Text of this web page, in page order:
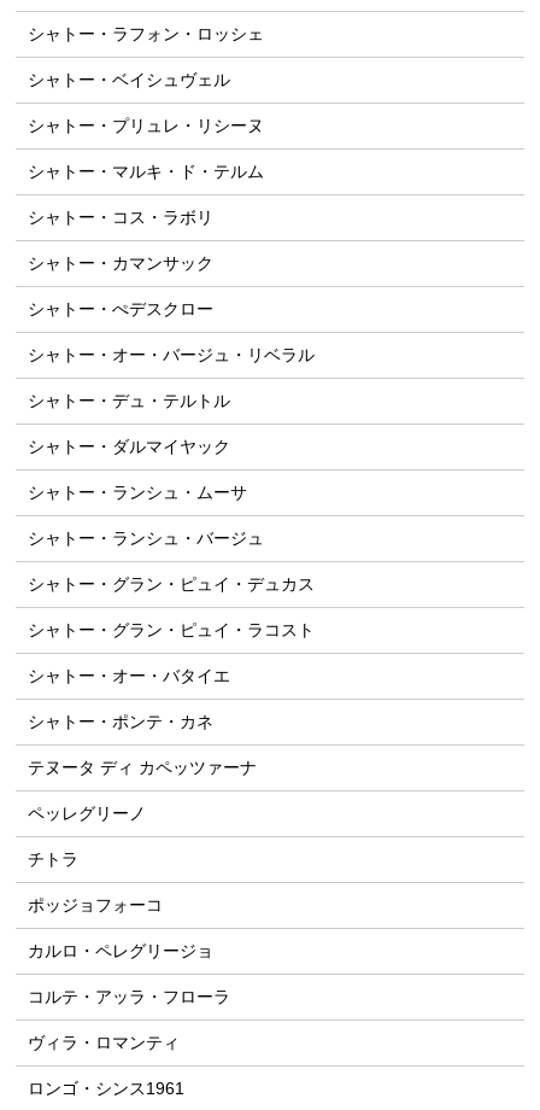
シャトー・ラフォン・ロッシェ
シャトー・ベイシュヴェル
シャトー・プリュレ・リシーヌ
シャトー・マルキ・ド・テルム
シャトー・コス・ラボリ
シャトー・カマンサック
シャトー・ぺデスクロー
シャトー・オー・バージュ・リベラル
シャトー・デュ・テルトル
シャトー・ダルマイヤック
シャトー・ランシュ・ムーサ
シャトー・ランシュ・バージュ
シャトー・グラン・ピュイ・デュカス
シャトー・グラン・ピュイ・ラコスト
シャトー・オー・バタイエ
シャトー・ポンテ・カネ
テヌータ ディ カペッツァーナ
ペッレグリーノ
チトラ
ポッジョフォーコ
カルロ・ペレグリージョ
コルテ・アッラ・フローラ
ヴィラ・ロマンティ
ロンゴ・シンス1961